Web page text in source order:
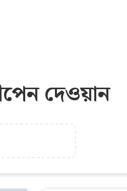
দেওয়ান